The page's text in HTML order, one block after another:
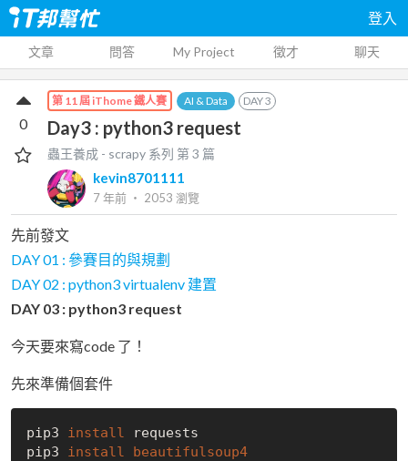
登入
文章 問答 My Project 徵才 聊天
第 11 屆 iThome 鐵人賽 AI & Data DAY3
Day3 : python3 request
蟲王養成 - scrapy 系列 第3 篇
kevin8701111
7 年前 ‧ 2053 瀏覽
0
先前發文
DAY 01 : 參賽目的與規劃
DAY 02 : python3 virtualenv 建置
DAY 03 : python3 request
今天要來寫code 了！
先來準備個套件
pip3 install
requests
pip3 install
beautifulsoup4